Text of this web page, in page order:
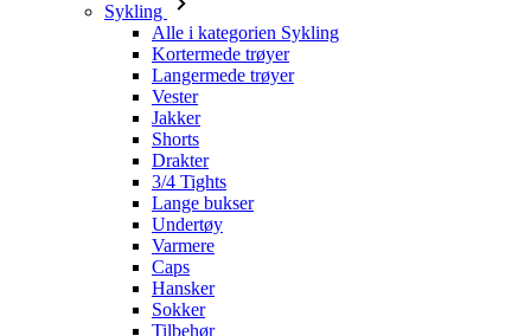
Sykling
Alle i kategorien Sykling
Kortermede trøyer
Langermede trøyer
Vester
Jakker
Shorts
Drakter
3/4 Tights
Lange bukser
Undertøy
Varmere
Caps
Hansker
Sokker
Tilbehør